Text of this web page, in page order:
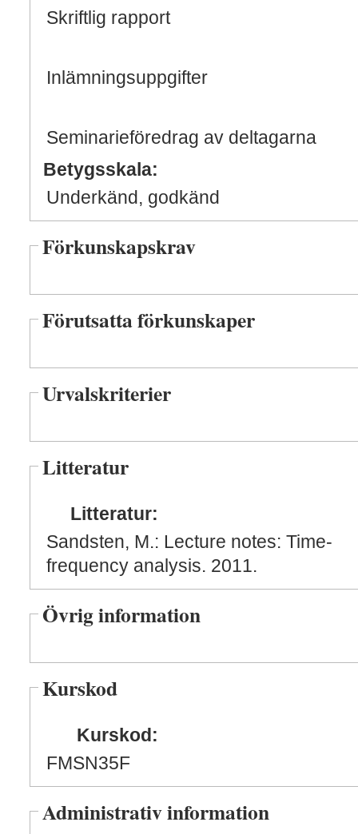
Skriftlig rapport
Inlämningsuppgifter
Seminarieföredrag av deltagarna
Betygsskala:
Underkänd, godkänd
Förkunskapskrav
Förutsatta förkunskaper
Urvalskriterier
Litteratur
Litteratur:
Sandsten, M.: Lecture notes: Time-
frequency analysis. 2011.
Övrig information
Kurskod
Kurskod:
FMSN35F
Administrativ information